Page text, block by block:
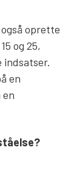
oprette
og 25,
indsatser.
en
en